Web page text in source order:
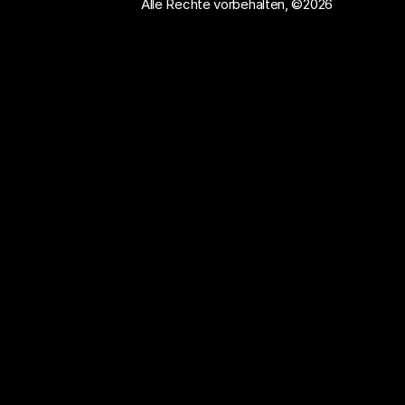
Alle Rechte vorbehalten, ©2026